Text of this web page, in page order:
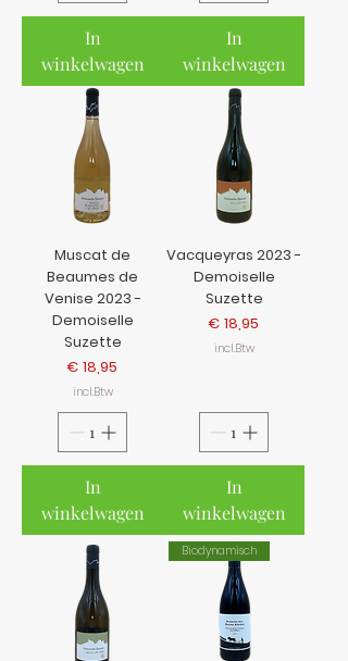
In
winkelwagen
In
winkelwagen
Muscat de
Beaumes de
Venise 2023 -
Demoiselle
Suzette
Prijs
€ 18,95
incl.Btw
In
winkelwagen
Vacqueyras 2023 -
Demoiselle
Suzette
Prijs
€ 18,95
incl.Btw
In
winkelwagen
Biodynamisch